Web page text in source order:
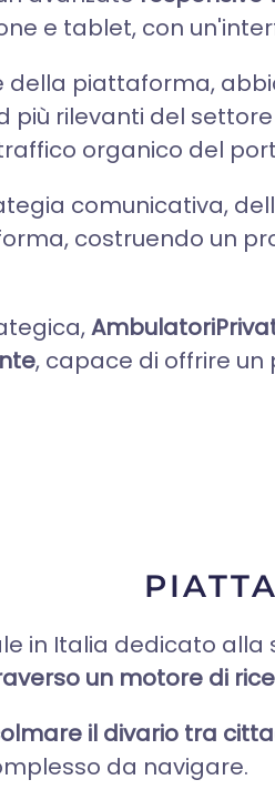
e tablet, con
della piattaforma,
più rilevanti del
organico del
comunicativa,
costruendo un
, capace di offrire
in Italia dedicato
un motore di
il divario tra
da navigare.